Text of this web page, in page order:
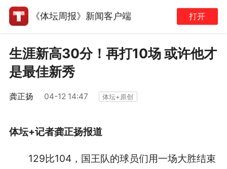
《体坛周报》新闻客户端 打开
生涯新高30分！再打10场 或许他才
是最佳新秀
龚正扬 04-12 14:47 体坛+原创
体坛+记者龚正扬报道
129比104，国王队的球员们用一场大胜结束